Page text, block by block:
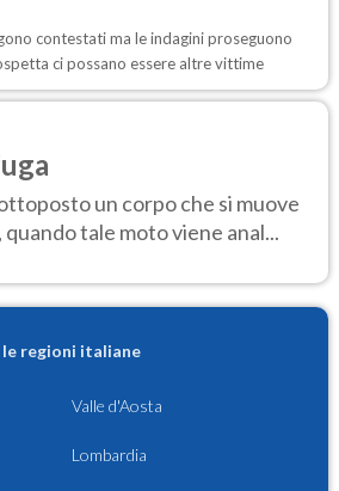
contestati ma le indagini proseguono
ci possano essere altre vittime
un corpo che si muove
tale moto viene anal...
regioni italiane
Valle d'Aosta
Lombardia